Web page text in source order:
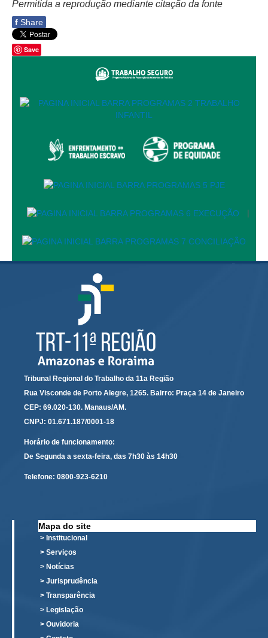
Comitê de Equidade de Raça, Gênero e Diversidade
Comitê PopRuaJud
Comissão de Justiça Itinerante
Governança
Governança de TI
Gestão Estratégica
Rede de Governança Colaborativa
Assessoria de Governança de Gestão de Pessoas
Sites Institucionais
Biblioteca
Centro de Memória
Educação a distância
Responsabilidade Socioambiental
Comissão Permanente de Acessibilidade e Inclusão
Coordenadoria de Saúde
Ação Trabalhista (Atermação)
Atermação On-line - Interior do Amazonas
Agendamento de Reclamação Verbal
Glossário
Permitida a reprodução mediante citação da fonte
f Share
Save
|
Tribunal Regional do Trabalho da 11a Região
Rua Visconde de Porto Alegre, 1265. Bairro: Praça 14 de Janeiro
CEP: 69.020-130. Manaus/AM.
CNPJ: 01.671.187/0001-18
Horário de funcionamento:
De Segunda a sexta-feira, das 7h30 às 14h30
Telefone: 0800-923-6210
Mapa do site
> Institucional
> Serviços
> Notícias
> Jurisprudência
> Transparência
> Legislação
> Ouvidoria